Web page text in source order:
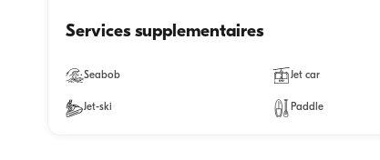
Services supplementaires
Seabob Jet car
Jet-ski Paddle